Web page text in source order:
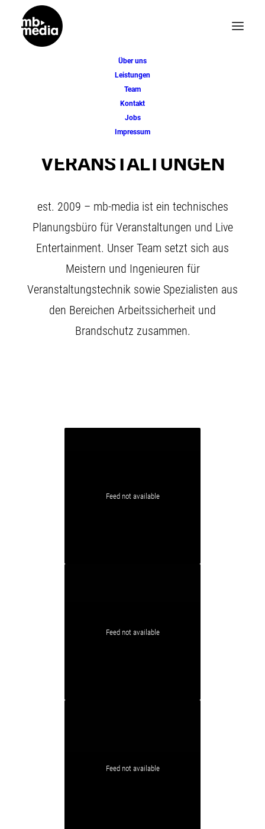
Über uns
Leistungen
Team
Kontakt
Jobs
Impressum
PLANUNGSBÜRO
FÜR
VERANSTALTUNGEN
est. 2009 – mb-media ist ein technisches
Planungsbüro für Veranstaltungen und Live
Entertainment. Unser Team setzt sich aus
Meistern und Ingenieuren für
Veranstaltungstechnik sowie Spezialisten aus
den Bereichen Arbeitssicherheit und
Brandschutz zusammen.
Feed not available
Feed not available
Feed not available